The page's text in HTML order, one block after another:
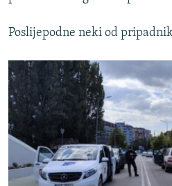
Poslijepodne neki od